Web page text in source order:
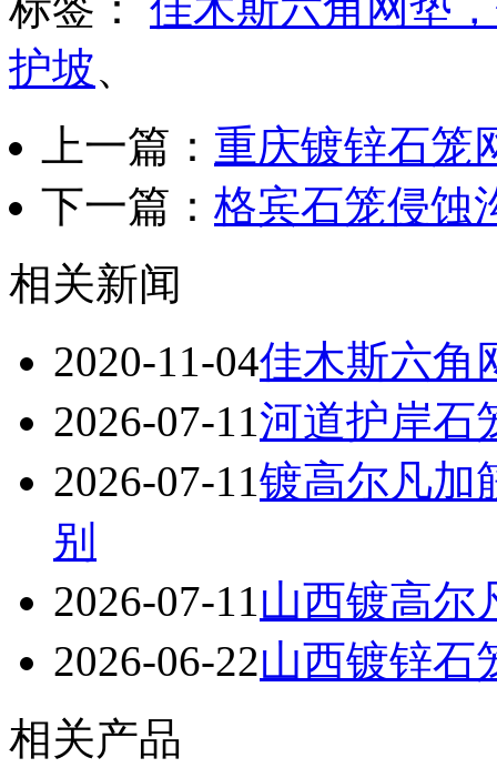
护坡、
上一篇： 重庆镀锌石笼
下一篇： 格宾石笼侵蚀
相关新闻
2020-11-04佳木斯六角
2026-07-11河道护岸石
2026-07-11镀高尔凡加
别
2026-07-11山西镀高尔
2026-06-22山西镀锌石
相关产品